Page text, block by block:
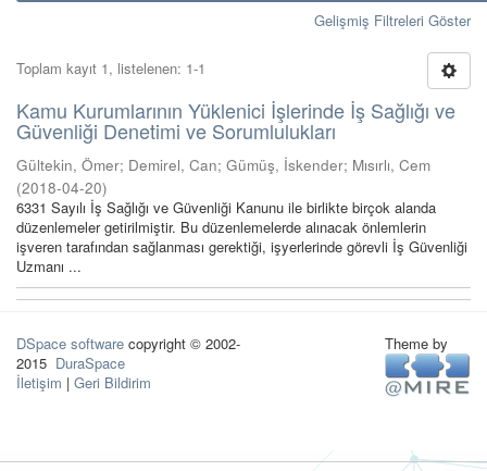
Gelişmiş Filtreleri Göster
Toplam kayıt 1, listelenen: 1-1
Kamu Kurumlarının Yüklenici İşlerinde İş Sağlığı ve
Güvenliği Denetimi ve Sorumlulukları
Gültekin, Ömer; Demirel, Can; Gümüş, İskender; Mısırlı, Cem
(2018-04-20)
6331 Sayılı İş Sağlığı ve Güvenliği Kanunu ile birlikte birçok alanda
düzenlemeler getirilmiştir. Bu düzenlemelerde alınacak önlemlerin
işveren tarafından sağlanması gerektiği, işyerlerinde görevli İş Güvenliği
Uzmanı ...
DSpace software copyright © 2002-
2015 DuraSpace
İletişim | Geri Bildirim
Theme by